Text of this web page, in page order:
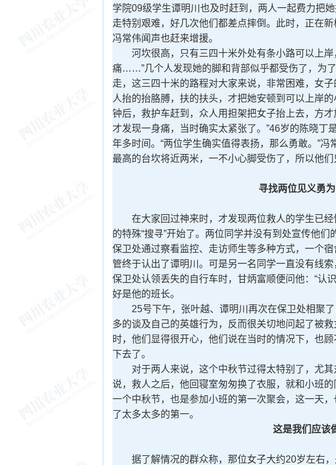
学院09级学生谭明川也及时赶到，两人一起费力把
走特别艰难，好几次他们都差点摔倒。此时，正在
冯常伟闻声也赶来增援。
河坎很高，只有三四十米外处有条小路可以上岸
痛……”几个人发现她的脚和背部似乎都受伤了，为
走，这三四十米的路程对大家来说，非常困难，女
人抬的抬胳膊，扶的扶头，才把她安顿到可以上岸
钟后，救护车赶到，众人用担架把女子抬上去，方
才发现一身痛，当时确实太紧张了。”46岁的陈晓丁
年多时间。“两位学生确实值得表扬，那么勇敢。”
最高的台坎将近两米，一不小心脚受伤了，所以他们
寻找两位见义勇
在大家回过神来时，才发现两位救人的学生已经
的特殊“搜寻”开始了。两位同学并没有到处宣传他们
保卫处通过察看监控、走访师生等多种方式，一个
管终于认出了谭明川。可是另一名同学一直没有线
保卫处认领丢失的自行车时，甘炳富顺便问他：“认
好是他的班长。
25号下午，张叶越、谭明川再次在保卫处相聚了
多的谈及自己的英雄行为，反而很关切地问起了被
时，他们显得很开心，他们说在当时的情况下，也
下去了。
对于两人来说，这个中秋节过得太特别了，尤其
说，救人之后，他回寝室匆匆换了衣服，就和小班
一个中秋节，也是参加小班的第一次聚会，这一天
了太多太多的第一。
这是我们应该
据了解情况的群众称，那位女子大约20岁左右，